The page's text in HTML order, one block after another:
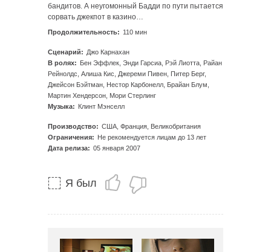
бандитов. А неугомонный Бадди по пути пытается
сорвать джекпот в казино…
Продолжительность: 110 мин
Сценарий: Джо Карнахан
В ролях: Бен Эффлек, Энди Гарсиа, Рэй Лиотта, Райан
Рейнолдс, Алиша Кис, Джереми Пивен, Питер Берг,
Джейсон Бэйтман, Нестор Карбонелл, Брайан Блум,
Мартин Хендерсон, Мори Стерлинг
Музыка: Клинт Мэнселл
Производство: США, Франция, Великобритания
Ограничения: Не рекомендуется лицам до 13 лет
Дата релиза: 05 января 2007
Я был